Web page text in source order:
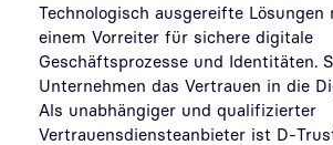
Technologisch ausgereifte Lösungen
einem Vorreiter für sichere digitale
Geschäftsprozesse und Identitäten.
Unternehmen das Vertrauen in die
Als unabhängiger und qualifizierter
Vertrauensdiensteanbieter ist D-